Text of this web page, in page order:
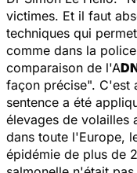
victimes. Et il faut
techniques qui
comme dans la
comparaison de l'A
façon précise". C'est
sentence a été
élevages de volailles
dans toute l'Europe,
épidémie de plus de